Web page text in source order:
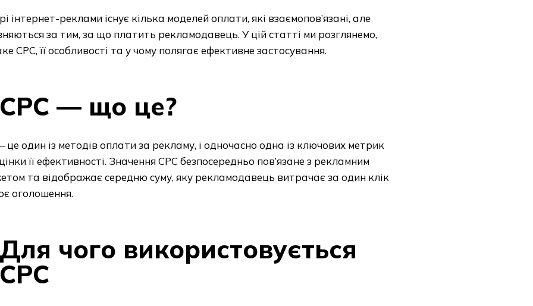
інтернет-реклами існує кілька моделей оплати, які взаємопов’язані, але
за тим, за що платить рекламодавець. У цій статті ми розглянемо,
CPC, її особливості та у чому полягає ефективне застосування.
CPC — що це?
це один із методів оплати за рекламу, і одночасно одна із ключових метрик
її ефективності. Значення CPC безпосередньо пов’язане з рекламним
та відображає середню суму, яку рекламодавець витрачає за один клік
оголошення.
Для чого використовується
CPC